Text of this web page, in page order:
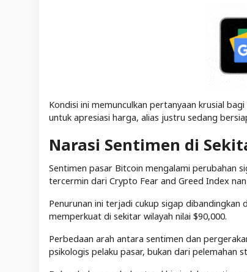
Kondisi ini memunculkan pertanyaan krusial
untuk apresiasi harga, alias justru sedang
Narasi Sentimen di
Sentimen pasar Bitcoin mengalami perubahan
tercermin dari Crypto Fear and Greed Index
Penurunan ini terjadi cukup sigap
memperkuat di sekitar wilayah nilai $90,000.
Perbedaan arah antara sentimen dan
psikologis pelaku pasar, bukan dari pelemahan